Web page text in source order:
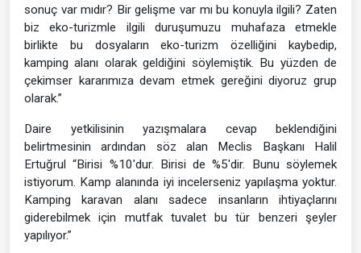
sonuç var mıdır? Bir gelişme var mı bu konuyla ilgili? Zaten
biz eko-turizmle ilgili duruşumuzu muhafaza etmekle
birlikte bu dosyaların eko-turizm özelliğini kaybedip,
kamping alanı olarak geldiğini söylemiştik. Bu yüzden de
çekimser kararımıza devam etmek gereğini diyoruz grup
olarak.”
Daire yetkilisinin yazışmalara cevap beklendiğini
belirtmesinin ardından söz alan Meclis Başkanı Halil
Ertuğrul “Birisi %10'dur. Birisi de %5'dir. Bunu söylemek
istiyorum. Kamp alanında iyi incelerseniz yapılaşma yoktur.
Kamping karavan alanı sadece insanların ihtiyaçlarını
giderebilmek için mutfak tuvalet bu tür benzeri şeyler
yapılıyor.”